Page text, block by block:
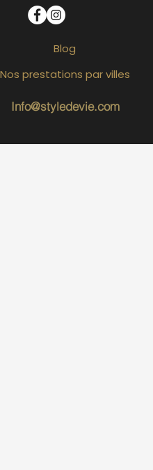
Blog
Info@styledevie.com
Nos prestations par villes